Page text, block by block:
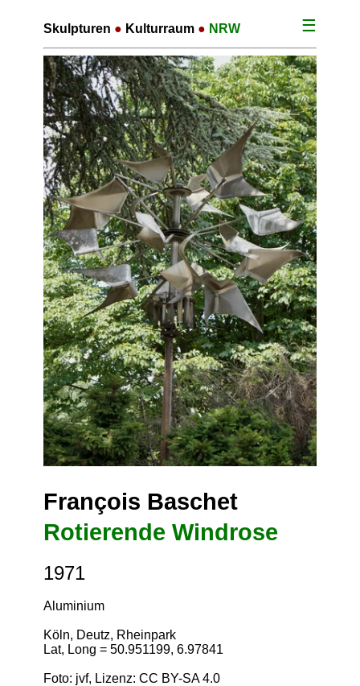
Skulpturen ● Kulturraum ● NRW ☰
François Baschet
Rotierende Windrose
1971
Aluminium
Köln, Deutz, Rheinpark
Lat, Long = 50.951199, 6.97841
Foto: jvf, Lizenz: CC BY-SA 4.0